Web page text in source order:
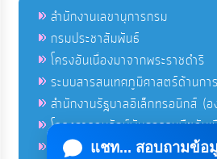
สำนักงานเลขานุการกรม
กรมประชาสัมพันธ์
โครงอันเนื่องมาจากพระราชดำริ
ระบบสารสนเทศภูมิศาสตร์ด้านกา
สำนักงานรัฐบาลอิเล็กทรอนิกส์ (
โครงการอนุรักษ์พันธุกรรมพืชอันเ
คลังข่าวมหาไทย
แชท... สอบถามข้อ